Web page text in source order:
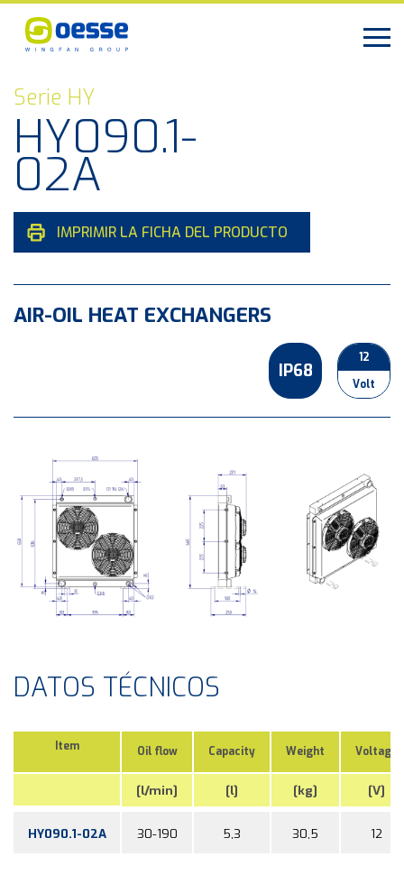
Serie HY
HY090.1-
02A
IMPRIMIR LA FICHA DEL PRODUCTO
AIR-OIL HEAT EXCHANGERS
IP68
12
Volt
DATOS TÉCNICOS
Item Oil flow Capacity Weight Voltage
[l/min] [l] [kg] [V]
HY090.1-02A 30-190 5,3 30,5 12